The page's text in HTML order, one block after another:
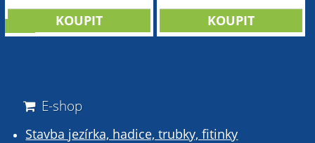
E-shop
Stavba jezírka, hadice, trubky, fitinky